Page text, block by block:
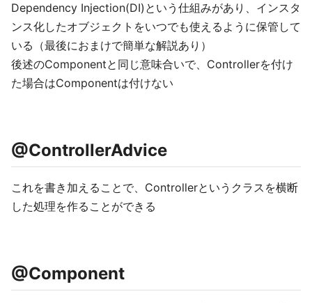
Dependency Injection(DI)という仕組みがあり、インスタ
ンス化したオブジェクトをいつでも使えるように保管して
いる（最後におまけで簡単な解説あり）
後述のComponentと同じ意味合いで、Controllerを付け
た場合はComponentは付けない
@ControllerAdvice
これを書き加えることで、Controllerというクラスを横断
した処理を作ることができる
@Component